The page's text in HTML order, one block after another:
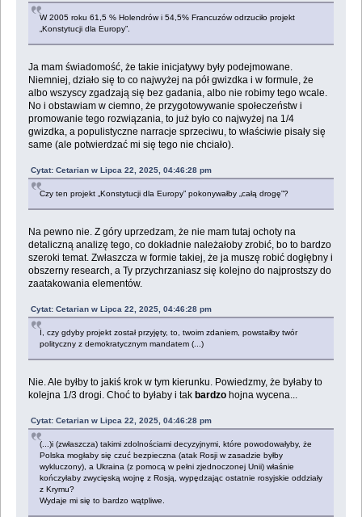
W 2005 roku 61,5 % Holendrów i 54,5% Francuzów odrzuciło projekt
„Konstytucji dla Europy”.
Ja mam świadomość, że takie inicjatywy były podejmowane.
Niemniej, działo się to co najwyżej na pół gwizdka i w formule, że
albo wszyscy zgadzają się bez gadania, albo nie robimy tego wcale.
No i obstawiam w ciemno, że przygotowywanie społeczeństw i
promowanie tego rozwiązania, to już było co najwyżej na 1/4
gwizdka, a populistyczne narracje sprzeciwu, to właściwie pisały się
same (ale potwierdzać mi się tego nie chciało).
Cytat: Cetarian w Lipca 22, 2025, 04:46:28 pm
Czy ten projekt „Konstytucji dla Europy” pokonywałby „całą drogę”?
Na pewno nie. Z góry uprzedzam, że nie mam tutaj ochoty na
detaliczną analizę tego, co dokładnie należałoby zrobić, bo to bardzo
szeroki temat. Zwłaszcza w formie takiej, że ja muszę robić dogłębny i
obszerny research, a Ty przychrzaniasz się kolejno do najprostszy do
zaatakowania elementów.
Cytat: Cetarian w Lipca 22, 2025, 04:46:28 pm
I, czy gdyby projekt został przyjęty, to, twoim zdaniem, powstałby twór
polityczny z demokratycznym mandatem (...)
Nie. Ale byłby to jakiś krok w tym kierunku. Powiedzmy, że byłaby to
kolejna 1/3 drogi. Choć to byłaby i tak bardzohojna wycena...
Cytat: Cetarian w Lipca 22, 2025, 04:46:28 pm
(...)i (zwłaszcza) takimi zdolnościami decyzyjnymi, które powodowałyby, że
Polska mogłaby się czuć bezpieczna (atak Rosji w zasadzie byłby
wykluczony), a Ukraina (z pomocą w pełni zjednoczonej Unii) właśnie
kończyłaby zwycięską wojnę z Rosją, wypędzając ostatnie rosyjskie oddziały
z Krymu?
Wydaje mi się to bardzo wątpliwe.